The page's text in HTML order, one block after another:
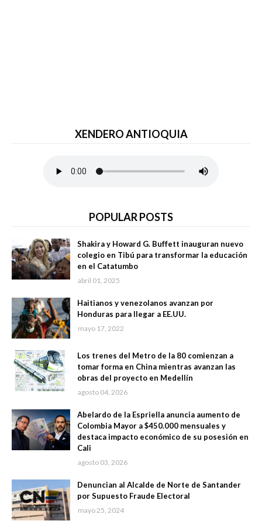
XENDERO ANTIOQUIA
POPULAR POSTS
Shakira y Howard G. Buffett inauguran nuevo
colegio en Tibú para transformar la educación
en el Catatumbo
abril 01, 2025
Haitianos y venezolanos avanzan por
Honduras para llegar a EE.UU.
mayo 17, 2022
Los trenes del Metro de la 80 comienzan a
tomar forma en China mientras avanzan las
obras del proyecto en Medellín
agosto 04, 2026
Abelardo de la Espriella anuncia aumento de
Colombia Mayor a $450.000 mensuales y
destaca impacto económico de su posesión en
Cali
agosto 03, 2026
Denuncian al Alcalde de Norte de Santander
por Supuesto Fraude Electoral
mayo 25, 2024